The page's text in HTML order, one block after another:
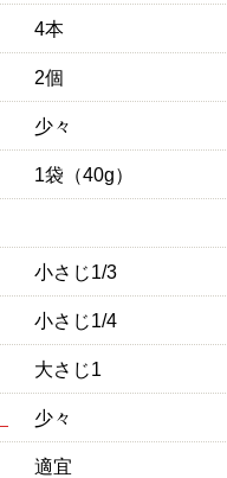
4本
2個
少々
1袋（40g）
小さじ1/3
小さじ1/4
大さじ1
少々
適宜